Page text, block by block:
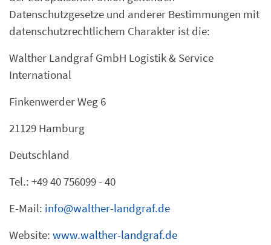
Datenschutzgesetze und anderer Bestimmungen mit
datenschutzrechtlichem Charakter ist die:
Walther Landgraf GmbH Logistik & Service
International
Finkenwerder Weg 6
21129 Hamburg
Deutschland
Tel.: +49 40 756099 - 40
E-Mail: info@walther-landgraf.de
Website: www.walther-landgraf.de